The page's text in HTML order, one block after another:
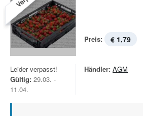
Preis: € 1,79
Leider verpasst!
Gültig: 29.03. -
11.04.
Händler: AGM